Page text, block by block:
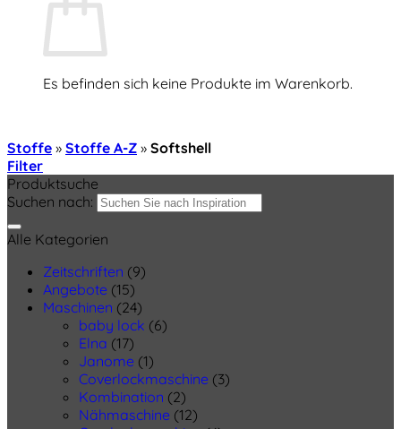
Es befinden sich keine Produkte im Warenkorb.
Stoffe » Stoffe A-Z » Softshell
Filter
Produktsuche
Suchen nach:
Alle Kategorien
Zeitschriften (9)
Angebote (15)
Maschinen (24)
baby lock (6)
Elna (17)
Janome (1)
Coverlockmaschine (3)
Kombination (2)
Nähmaschine (12)